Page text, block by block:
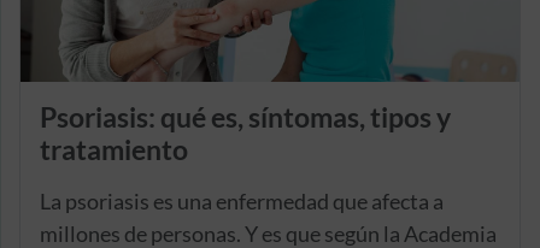
Psoriasis: qué es, síntomas, tipos y
tratamiento
La psoriasis es una enfermedad que afecta a
millones de personas. Y es que según la Academia